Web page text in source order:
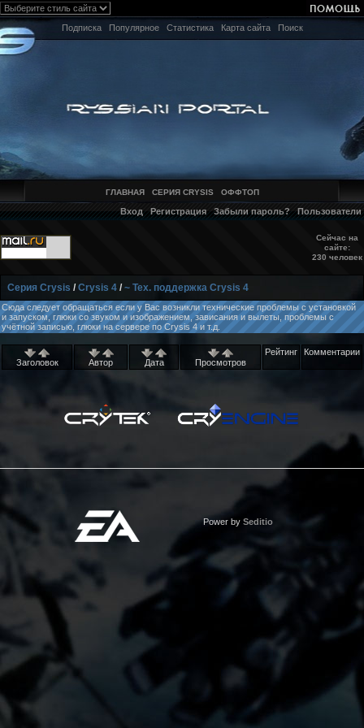
Подписка Популярное Статистика Карта сайта Поиск
ГЛАВНАЯ СЕРИЯ CRYSIS ОФФТОП
Вход Регистрация Забыли пароль? Пользователи
Сейчас на
сайте:
230 человек
Серия Crysis /Crysis 4 /~ Тех. поддержка Crysis 4
Сюда следует обращаться если у Вас возникли технические проблемы с установкой
и запуском, глюки со звуком и изображением, зависания и вылеты, проблемы с
учётной записью, глюки на сервере по Crysis 4 и т.д.
Заголовок Автор Дата Просмотров
Рейтинг Комментарии
Power by Seditio